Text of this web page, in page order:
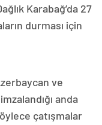
Karabağ’da 27
durması için
ve
anda
çatışmalar